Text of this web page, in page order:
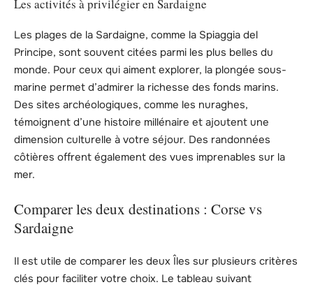
Les activités à privilégier en Sardaigne
Les plages de la Sardaigne, comme la Spiaggia del
Principe, sont souvent citées parmi les plus belles du
monde. Pour ceux qui aiment explorer, la plongée sous-
marine permet d’admirer la richesse des fonds marins.
Des sites archéologiques, comme les nuraghes,
témoignent d’une histoire millénaire et ajoutent une
dimension culturelle à votre séjour. Des randonnées
côtières offrent également des vues imprenables sur la
mer.
Comparer les deux destinations : Corse vs
Sardaigne
Il est utile de comparer les deux Îles sur plusieurs critères
clés pour faciliter votre choix. Le tableau suivant